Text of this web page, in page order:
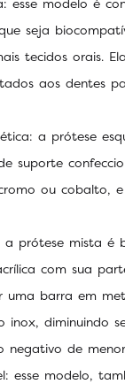
seja
tecidos orais.
aos dentes
a prótese
suporte
ou cobalto,
a prótese mista é
com sua
uma barra em
inox, diminuindo
negativo de
esse modelo,